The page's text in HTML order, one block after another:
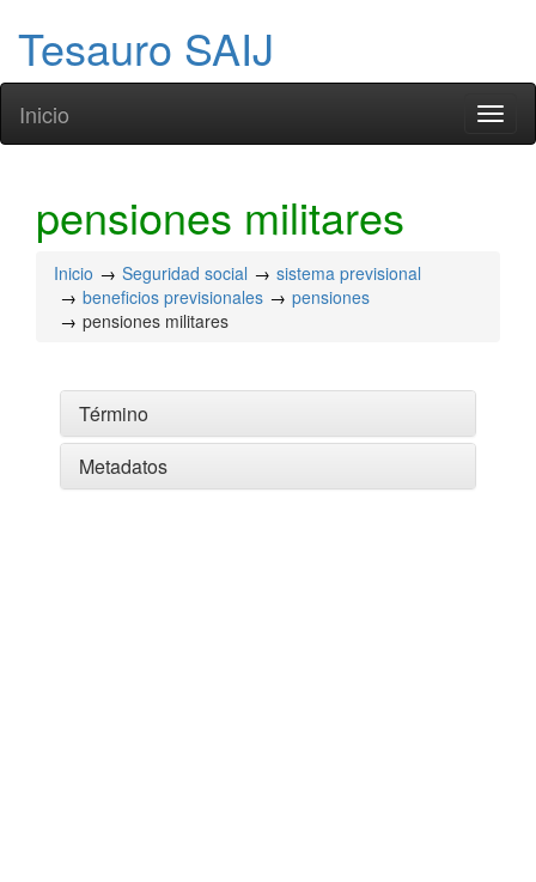
Tesauro SAIJ
Inicio
pensiones militares
Inicio Seguridad social
sistema previsional
beneficios previsionales
pensiones
pensiones militares
Término
Metadatos